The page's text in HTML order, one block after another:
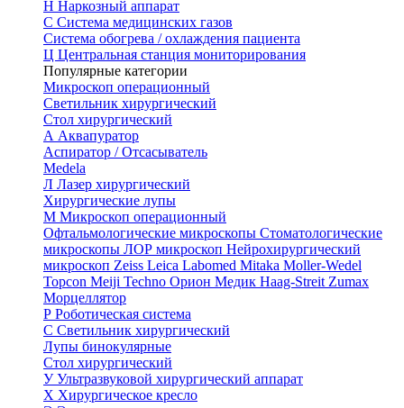
Н Наркозный аппарат
С Система медицинских газов
Система обогрева / охлаждения пациента
Ц Центральная станция мониторирования
Популярные категории
Микроскоп операционный
Светильник хирургический
Стол хирургический
А Аквапуратор
Аспиратор / Отсасыватель
Medela
Л Лазер хирургический
Хирургические лупы
М Микроскоп операционный
Офтальмологические микроскопы Стоматологические
микроскопы ЛОР микроскоп Нейрохирургический
микроскоп Zeiss Leica Labomed Mitaka Moller-Wedel
Topcon Meiji Techno Орион Медик Haag-Streit Zumax
Морцеллятор
Р Роботическая система
С Светильник хирургический
Лупы бинокулярные
Стол хирургический
УУльтразвуковой хирургический аппарат
Х Хирургическое кресло